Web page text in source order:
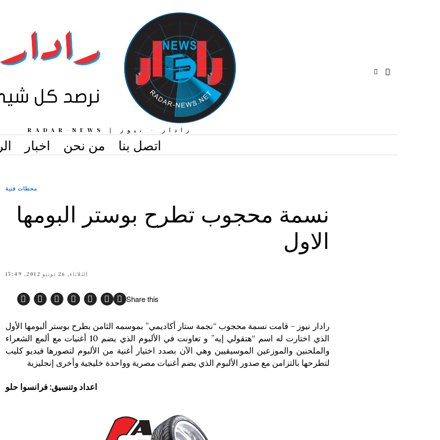
رادار - نيوز | RADAR-NEWS
اخبار من نحن اتصل بنا
محطات فنية
نسمة محجوب تطرح بوستر البومها
الاول
الثلاثاء, 26 يونيو 2012, 15:49
Share this
رادار نيوز – قامت نسمة محجوب “نجمة ستار أكاديمي” بموسمه الثامن بطرح بوستر ألبومها الأول
الذي اختارت له اسم “هتقولي إيه” و تعاونت في الألبوم الذي يضم 10 أغنيات مع ألمع الشعراء
والملحنين والموزعين الموسيقيين وهي الآن بصدد اختيار أغنية من الألبوم لتصورها فيديو كليب
لتطرحها بالتزامن مع صدور الألبوم الذي يضم أغنيات مصرية وواحدة خليجية وأخرى إنجليزية
اعداد وتنسيق: فرانسوا حلو